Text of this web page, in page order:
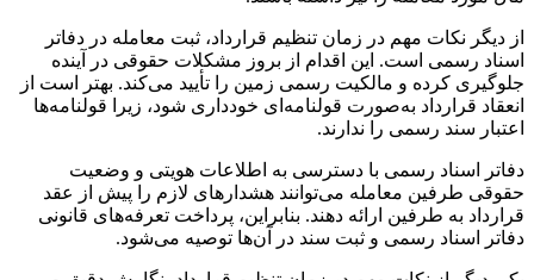
از دیگر نکات مهم در زمان تنظیم قرارداد، ثبت معامله در دفاتر
اسناد رسمی است. این اقدام از بروز مشکلات حقوقی در آینده
جلوگیری کرده و مالکیت رسمی زمین را تأیید می‌کند. بهتر است از
انعقاد قرارداد به‌صورت قولنامه‌ای خودداری شود، زیرا قولنامه‌ها
اعتبار سند رسمی را ندارند.
دفاتر اسناد رسمی با دسترسی به اطلاعات هویتی و وضعیت
حقوقی طرفین معامله می‌توانند هشدارهای لازم را پیش از عقد
قرارداد به طرفین ارائه دهند. بنابراین، پرداخت تعرفه‌های قانونی
دفاتر اسناد رسمی و ثبت سند در آن‌ها توصیه می‌شود.